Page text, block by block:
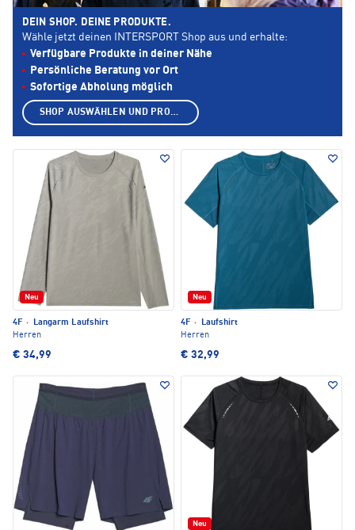
Neu
4F ·
Langarm Laufshirt
Herren
€ 34,99
Neu
4F ·
Laufshirt
Herren
€ 32,99
Neu
DEIN SHOP. DEINE PRODUKTE.
Wähle jetzt deinen INTERSPORT Shop aus und erhalte:
Verfügbare Produkte in deiner Nähe
Persönliche Beratung vor Ort
Sofortige Abholung möglich
SHOP AUSWÄHLEN UND PRODUKTE ANZEIGEN